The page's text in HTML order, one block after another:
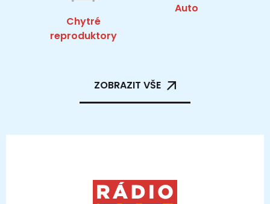
Chytré
reproduktory
Auto
ZOBRAZIT VŠE